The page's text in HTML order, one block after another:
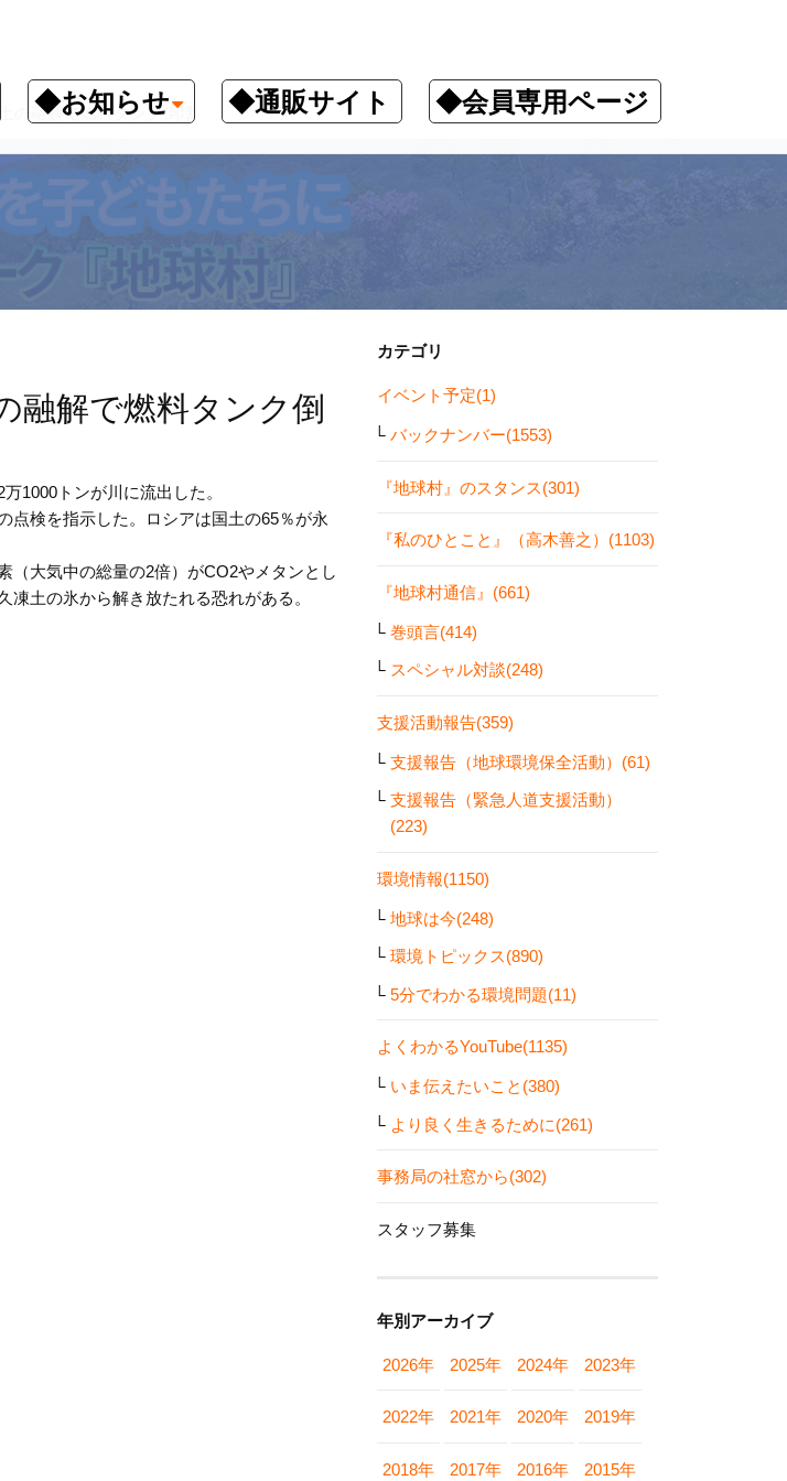
◆お知らせ ◆通販サイト ◆会員専用ページ
の融解で燃料タンク倒壊
融解で燃料タンク倒
万1000 トンが川に流出した。
点検を指示した。ロシアは国土の65％が永
（大気中の総量の2倍）がCO2やメタンとし
土の氷から解き放たれる恐れがある。
カテゴリ
イベント予定(1)
バックナンバー(1553)
『地球村』のスタンス(301)
『私のひとこと』（高木善之）(1103)
『地球村通信』(661)
巻頭言(414)
スペシャル対談(248)
支援活動報告(359)
支援報告（地球環境保全活動）(61)
支援報告（緊急人道支援活動）
(223)
環境情報(1150)
地球は今(248)
環境トピックス(890)
5分でわかる環境問題(11)
よくわかるYouTube(1135)
いま伝えたいこと(380)
より良く生きるために(261)
事務局の社窓から(302)
スタッフ募集
年別アーカイブ
2026年 2025年 2024年 2023年
2022年 2021年 2020年 2019年
2018年 2017年 2016年 2015年